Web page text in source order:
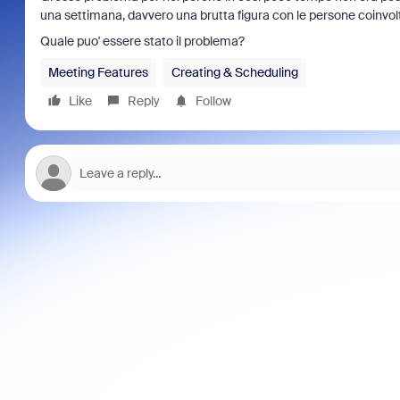
una settimana, davvero una brutta figura con le persone
Quale puo' essere stato il problema?
Meeting Features
Creating & Scheduling
Like
Reply Follow